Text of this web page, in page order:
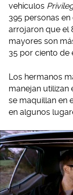
vehículos
395 personas
arrojaron que el
mayores son
35 por ciento de
Los hermanos
manejan utilizan
se maquillan en
en algunos